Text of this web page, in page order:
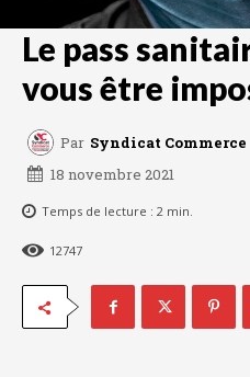
Le pass
vous être
Par Syndicat Commerce
18 novembre 2021
Temps de lecture : 2 min.
12747